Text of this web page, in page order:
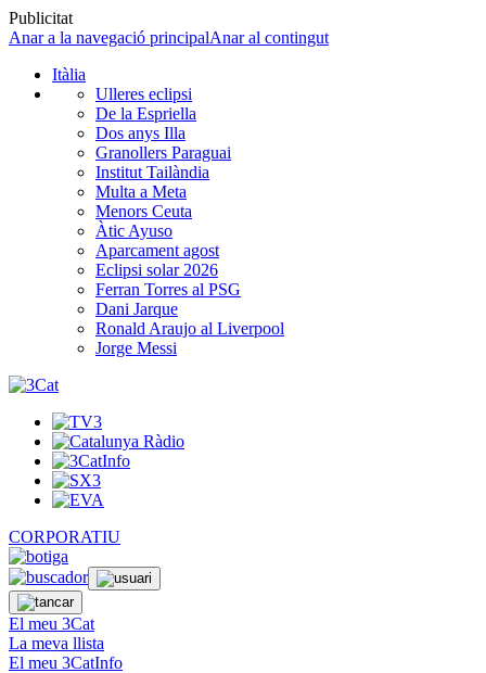
Publicitat
Anar a la navegació principalAnar al contingut
Itàlia
Ulleres eclipsi
De la Espriella
Dos anys Illa
Granollers Paraguai
Institut Tailàndia
Multa a Meta
Menors Ceuta
Àtic Ayuso
Aparcament agost
Eclipsi solar 2026
Ferran Torres al PSG
Dani Jarque
Ronald Araujo al Liverpool
Jorge Messi
CORPORATIU
El meu 3Cat
La meva llista
El meu 3CatInfo